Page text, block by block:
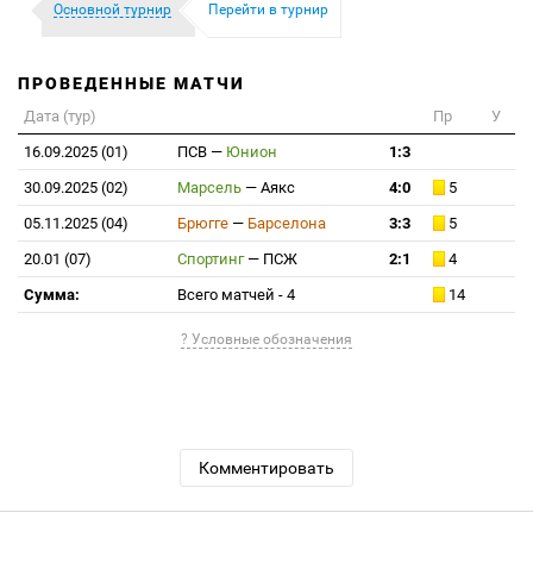
Основной турнир Перейти в турнир
ПРОВЕДЕННЫЕ МАТЧИ
Дата (тур) Пр
У
16.09.2025 (01)
ПСВ — Юнион
1:3
30.09.2025 (02)
Марсель — Аякс 4:0
5
05.11.2025 (04)
Брюгге — Барселона 3:3
5
20.01 (07)
Спортинг— ПСЖ 2:1
4
Сумма:
Всего матчей - 4 14
? Условные обозначения
Комментировать